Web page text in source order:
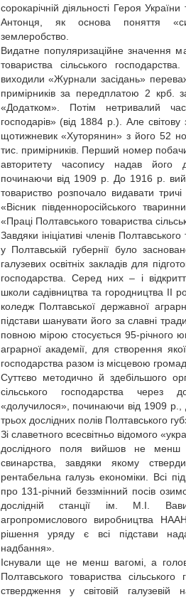
сорокарічній діяльності Героя
Антонця, як основа поняття
землеробство.
Видатне популяризаційне значення
товариства сільського
виходили «Журнали засідань»
примірників за передплатою 2 крб.
«Додатком». Потім нетривалий
господарів» (від 1884 р.). Але
щотижневик «Хуторянин» з його 52
тис. примірників. Перший номер
авторитету часопису надав його
починаючи від 1909 р. До 1916 р.
товариство розпочало видавати
«Вісник південноросійського
«Праці Полтавського товариства
Завдяки ініціативі членів
у Полтавській губернії було
галузевих освітніх закладів для
господарства. Серед них – і
школи садівництва та городництва ІІ
коледж Полтавської державної
підстави шанувати його за славні
повною мірою стосується 95-річного
аграрної академії, для створення
господарства разом із місцевою
Суттєво методично й здебільшого
сільського господарства через
«долучилося», починаючи від 1909 р.,
трьох дослідних полів Полтавського
Зі славетного всесвітньо відомого
дослідного поля вийшов не менш
свинарства, завдяки якому
рентабельна галузь економіки. Всі
про 131-річний беззмінний посів
дослідній станції ім. М.І.
агропромислового виробництва
рішення уряду є всі підстави
надбання».
Існували ще не менш вагомі, а
Полтавського товариства
ствердження у світовій галузевій